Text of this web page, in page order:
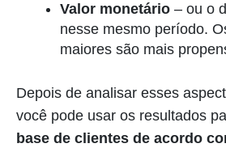
Valor monetário – ou o
nesse mesmo período.
maiores são mais
Depois de analisar esses
você pode usar os resultados
base de clientes de acordo